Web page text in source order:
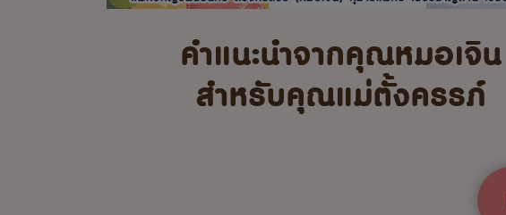
คำแนะนำจากคุณหมอเจิน
สำหรับคุณแม่ตั้งครรภ์